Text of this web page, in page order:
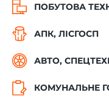
ПОБУТОВА
АПК, ЛІСГОСП
АВТО,
КОМУНАЛЬНЕ